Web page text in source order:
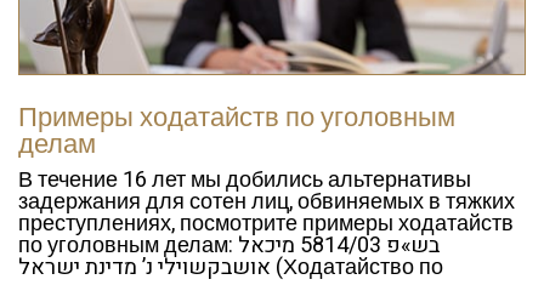
Примеры ходатайств по уголовным
делам
В течение 16 лет мы добились альтернативы
задержания для сотен лиц, обвиняемых в тяжких
преступлениях, посмотрите примеры ходатайств
по уголовным делам: בש»פ 5814/03 מיכאל
אושבקשוילי נ’ מדינת ישראל (Ходатайство по